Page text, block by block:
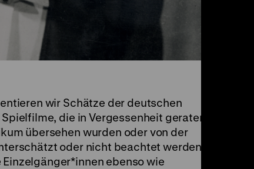
wir Schätze der deutschen
die in Vergessenheit geraten
übersehen wurden oder von der
oder nicht beachtet werden.
ebenso wie